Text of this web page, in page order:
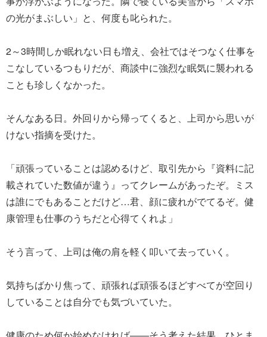
の光がまぶしい」と、何度も叱られた。
2～3時間しか眠れない日も増え、会社ではそつなく仕事を
こなしているつもりだが、商談中に強烈な眠気に襲われる
ことも珍しくなかった。
そんなある日。外回りから帰ってくると、上司から思いが
けない指摘を受けた。
「頑張っていることは認めるけど、取引先から『資料に記
載されていた数値が違う』ってクレームがあったぞ。ミス
は誰にでもあることだけど…君、顔に疲れがでてるぞ。健
康管理も仕事のうちだと心得てくれよ」
そう言って、上司は俺の肩を軽く叩いて去っていく。
気持ちばかり焦って、頑張れば頑張るほどすべてが空回り
していることは自分でも気づいていた。